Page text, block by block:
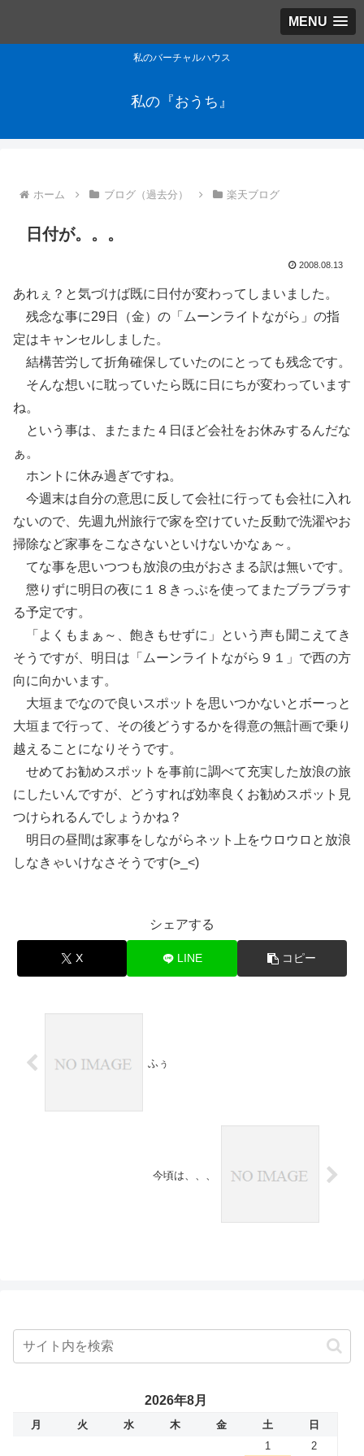
MENU
私のバーチャルハウス
私の『おうち』
ホーム ブログ（過去分） 楽天ブログ
日付が。。。
2008.08.13
あれぇ？と気づけば既に日付が変わってしまいました。
残念な事に29日（金）の「ムーンライトながら」の指
定はキャンセルしました。
結構苦労して折角確保していたのにとっても残念です。
そんな想いに耽っていたら既に日にちが変わっています
ね。
という事は、またまた４日ほど会社をお休みするんだな
ぁ。
ホントに休み過ぎですね。
今週末は自分の意思に反して会社に行っても会社に入れ
ないので、先週九州旅行で家を空けていた反動で洗濯やお
掃除など家事をこなさないといけないかなぁ～。
てな事を思いつつも放浪の虫がおさまる訳は無いです。
懲りずに明日の夜に１８きっぷを使ってまたブラブラす
る予定です。
「よくもまぁ～、飽きもせずに」という声も聞こえてき
そうですが、明日は「ムーンライトながら９１」で西の方
向に向かいます。
大垣までなので良いスポットを思いつかないとボーっと
大垣まで行って、その後どうするかを得意の無計画で乗り
越えることになりそうです。
せめてお勧めスポットを事前に調べて充実した放浪の旅
にしたいんですが、どうすれば効率良くお勧めスポット見
つけられるんでしょうかね？
明日の昼間は家事をしながらネット上をウロウロと放浪
しなきゃいけなさそうです(>_<)
シェアする
X LINE コピー
ふぅ
今頃は、、、
2026年8月
月 火 水 木 金 土
日
1
2